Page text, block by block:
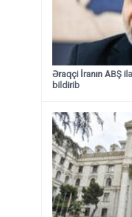
Əraqçi İranın ABŞ ilə
bildirib